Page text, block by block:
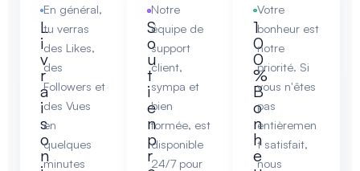
L
i
v
r
a
i
s
o
n
En général,
tu verras
des Likes,
des
Followers et
des Vues
en
quelques
minutes
S
o
u
t
i
e
n
p
r
Notre
équipe de
support
client,
sympa et
bien
formée, est
disponible
24/7 pour
1
0
0
%
B
o
n
h
e
Votre
bonheur est
notre
priorité. Si
vous n'êtes
pas
entièremen
t satisfait,
nous